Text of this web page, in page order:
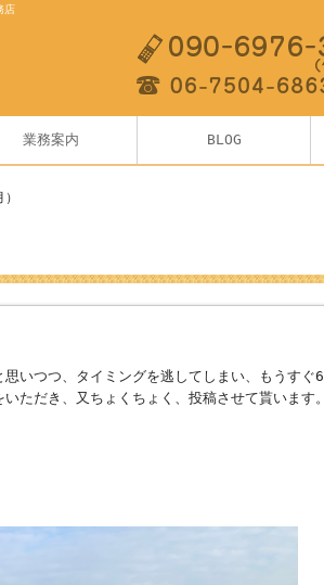
店
業務案内 BLOG
いつつ、タイミングを逃してしまい、もうすぐ6
ただき、又ちょくちょく、投稿させて貰います。